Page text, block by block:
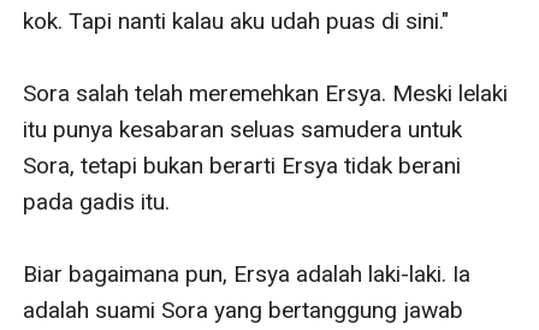
kok. Tapi nanti kalau aku udah puas di sini."
Sora salah telah meremehkan Ersya. Meski lelaki
itu punya kesabaran seluas samudera untuk
Sora, tetapi bukan berarti Ersya tidak berani
pada gadis itu.
Biar bagaimana pun, Ersya adalah laki-laki. Ia
adalah suami Sora yang bertanggung jawab